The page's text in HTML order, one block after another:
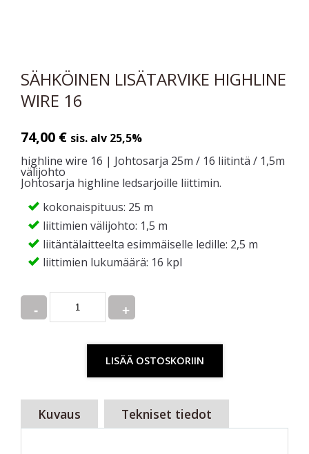
SÄHKÖINEN LISÄTARVIKE HIGHLINE
WIRE 16
74,00 € sis. alv 25,5%
highline wire 16 | Johtosarja 25m / 16 liitintä / 1,5m
välijohto
Johtosarja highline ledsarjoille liittimin.
kokonaispituus: 25 m
liittimien välijohto: 1,5 m
liitäntälaitteelta esimmäiselle ledille: 2,5 m
liittimien lukumäärä: 16 kpl
Quantity
LISÄÄ OSTOSKORIIN
Kuvaus Tekniset tiedot